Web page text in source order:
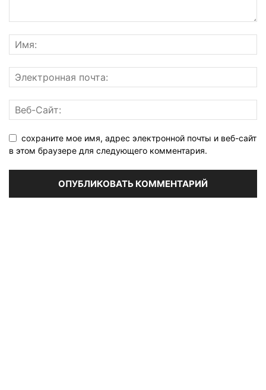
сохраните мое имя, адрес электронной почты и веб-сайт
в этом браузере для следующего комментария.